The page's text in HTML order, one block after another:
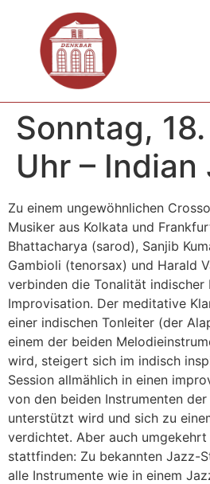
Sonntag,
Uhr – Indian
Zu einem ungewöhnlichen
Musiker aus Kolkata und
Bhattacharya (sarod), Sanjib
Gambioli (tenorsax) und Harald
verbinden die Tonalität indischer
Improvisation. Der meditative
einer indischen Tonleiter (der
einem der beiden
wird, steigert sich im indisch
Session allmählich in einen
von den beiden Instrumenten
unterstützt wird und sich zu
verdichtet. Aber auch
stattfinden: Zu bekannten Jazz-
alle Instrumente wie in einem